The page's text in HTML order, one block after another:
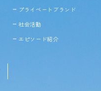
プライベートブランド
社会活動
エピソード紹介